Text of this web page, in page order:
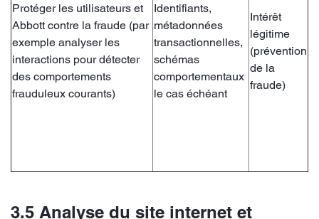
Protéger les utilisateurs et
Abbott contre la fraude (par
exemple analyser les
interactions pour détecter
des comportements
frauduleux courants)
Identifiants,
métadonnées
transactionnelles,
schémas
comportementaux
le cas échéant
Intérêt
légitime
(prévention
de la
fraude)
3.5 Analyse du site internet et